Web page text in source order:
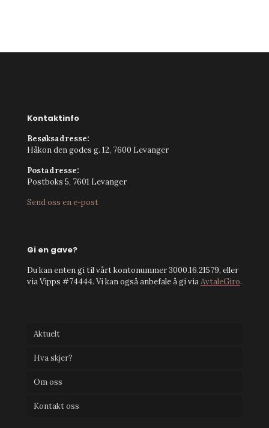
Kontaktinfo
Besøksadresse:
Håkon den godes g. 12, 7600 Levanger
Postadresse:
Postboks 5, 7601 Levanger
Send oss en e-post
Gi en gave?
Du kan enten gi til vårt kontonummer 3000.16.21579, eller
via Vipps #74444. Vi kan også anbefale å gi viaAvtaleGiro.
Aktuelt
Hva skjer?
Om oss
Kontakt oss